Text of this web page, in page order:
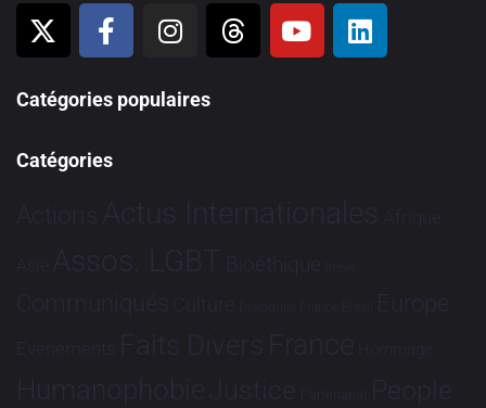
Catégories populaires
Catégories
Actions Actus Internationales Afrique
Asie Assos. LGBT Bioéthique Brève
Communiqués Culture Dialogues France-Brésil Europe
Evénements Faits Divers France Hommage
HumanophobieJustice Partenariat People